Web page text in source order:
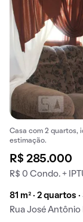
Casa com 2 quartos,
estimação.
R$ 285.000
R$ 0 Condo. +
81 m² · 2 quartos
Rua José Antônio